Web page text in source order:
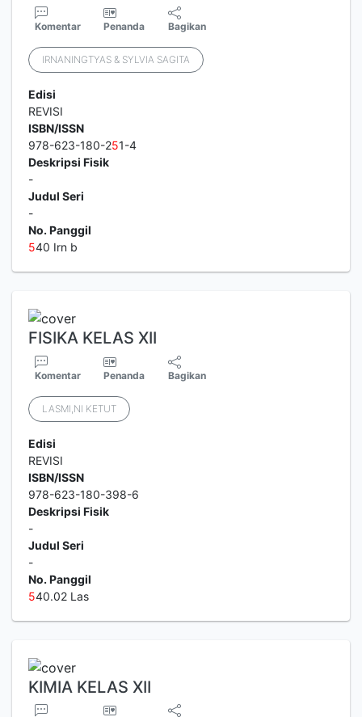
Komentar Penanda Bagikan
IRNANINGTYAS & SYLVIA SAGITA
Edisi
REVISI
ISBN/ISSN
978-623-180-251-4
Deskripsi Fisik
-
Judul Seri
-
No. Panggil
540 Irn b
FISIKA KELAS XII
Komentar Penanda Bagikan
LASMI,NI KETUT
Edisi
REVISI
ISBN/ISSN
978-623-180-398-6
Deskripsi Fisik
-
Judul Seri
-
No. Panggil
540.02 Las
KIMIA KELAS XII